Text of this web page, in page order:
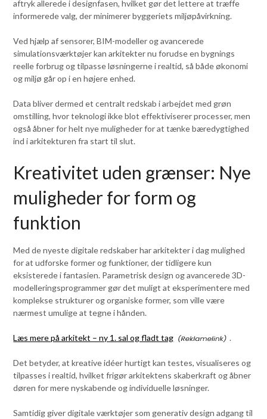
aftryk allerede i designfasen, hvilket gør det lettere at træffe
informerede valg, der minimerer byggeriets miljøpåvirkning.
Ved hjælp af sensorer, BIM-modeller og avancerede
simulationsværktøjer kan arkitekter nu forudse en bygnings
reelle forbrug og tilpasse løsningerne i realtid, så både økonomi
og miljø går op i en højere enhed.
Data bliver dermed et centralt redskab i arbejdet med grøn
omstilling, hvor teknologi ikke blot effektiviserer processer, men
også åbner for helt nye muligheder for at tænke bæredygtighed
ind i arkitekturen fra start til slut.
Kreativitet uden grænser: Nye
muligheder for form og
funktion
Med de nyeste digitale redskaber har arkitekter i dag mulighed
for at udforske former og funktioner, der tidligere kun
eksisterede i fantasien. Parametrisk design og avancerede 3D-
modelleringsprogrammer gør det muligt at eksperimentere med
komplekse strukturer og organiske former, som ville være
nærmest umulige at tegne i hånden.
Læs mere på arkitekt – ny 1. sal og fladt tag .
Det betyder, at kreative idéer hurtigt kan testes, visualiseres og
tilpasses i realtid, hvilket frigør arkitektens skaberkraft og åbner
døren for mere nyskabende og individuelle løsninger.
Samtidig giver digitale værktøjer som generativ design adgang til